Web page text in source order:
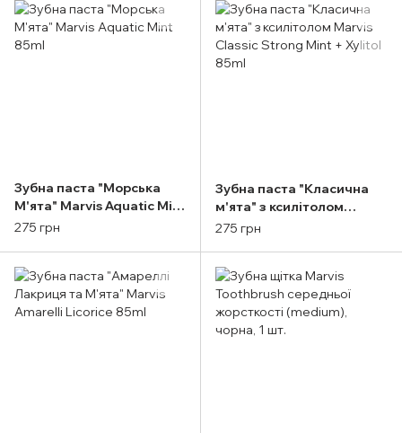
Зубна паста "Морська
М'ята" Marvis Aquatic Mint
85ml
275 грн
Зубна паста "Класична
м'ята" з ксилітолом
Marvis Classic Strong Mint
275 грн